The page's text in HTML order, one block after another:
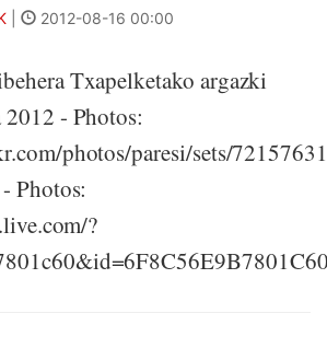
2012-08-16 00:00
Txapelketako argazki
- Photos:
photos/paresi/sets/
Photos:
?